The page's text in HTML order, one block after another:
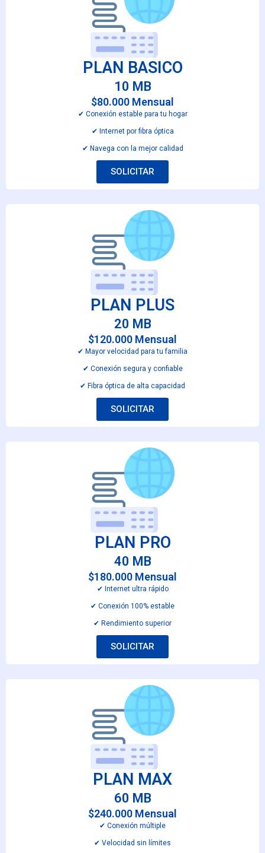
PLAN BASICO
10 MB
$80.000 Mensual
✔︎ Conexión estable para tu hogar
✔︎ Internet por fibra óptica
✔︎ Navega con la mejor calidad
SOLICITAR
PLAN PLUS
20 MB
$120.000 Mensual
✔︎ Mayor velocidad para tu familia
✔︎ Conexión segura y confiable
✔︎ Fibra óptica de alta capacidad
SOLICITAR
PLAN PRO
40 MB
$180.000 Mensual
✔︎ Internet ultra rápido
✔︎ Conexión 100% estable
✔︎ Rendimiento superior
SOLICITAR
PLAN MAX
60 MB
$240.000 Mensual
✔︎ Conexión múltiple
✔︎ Velocidad sin límites